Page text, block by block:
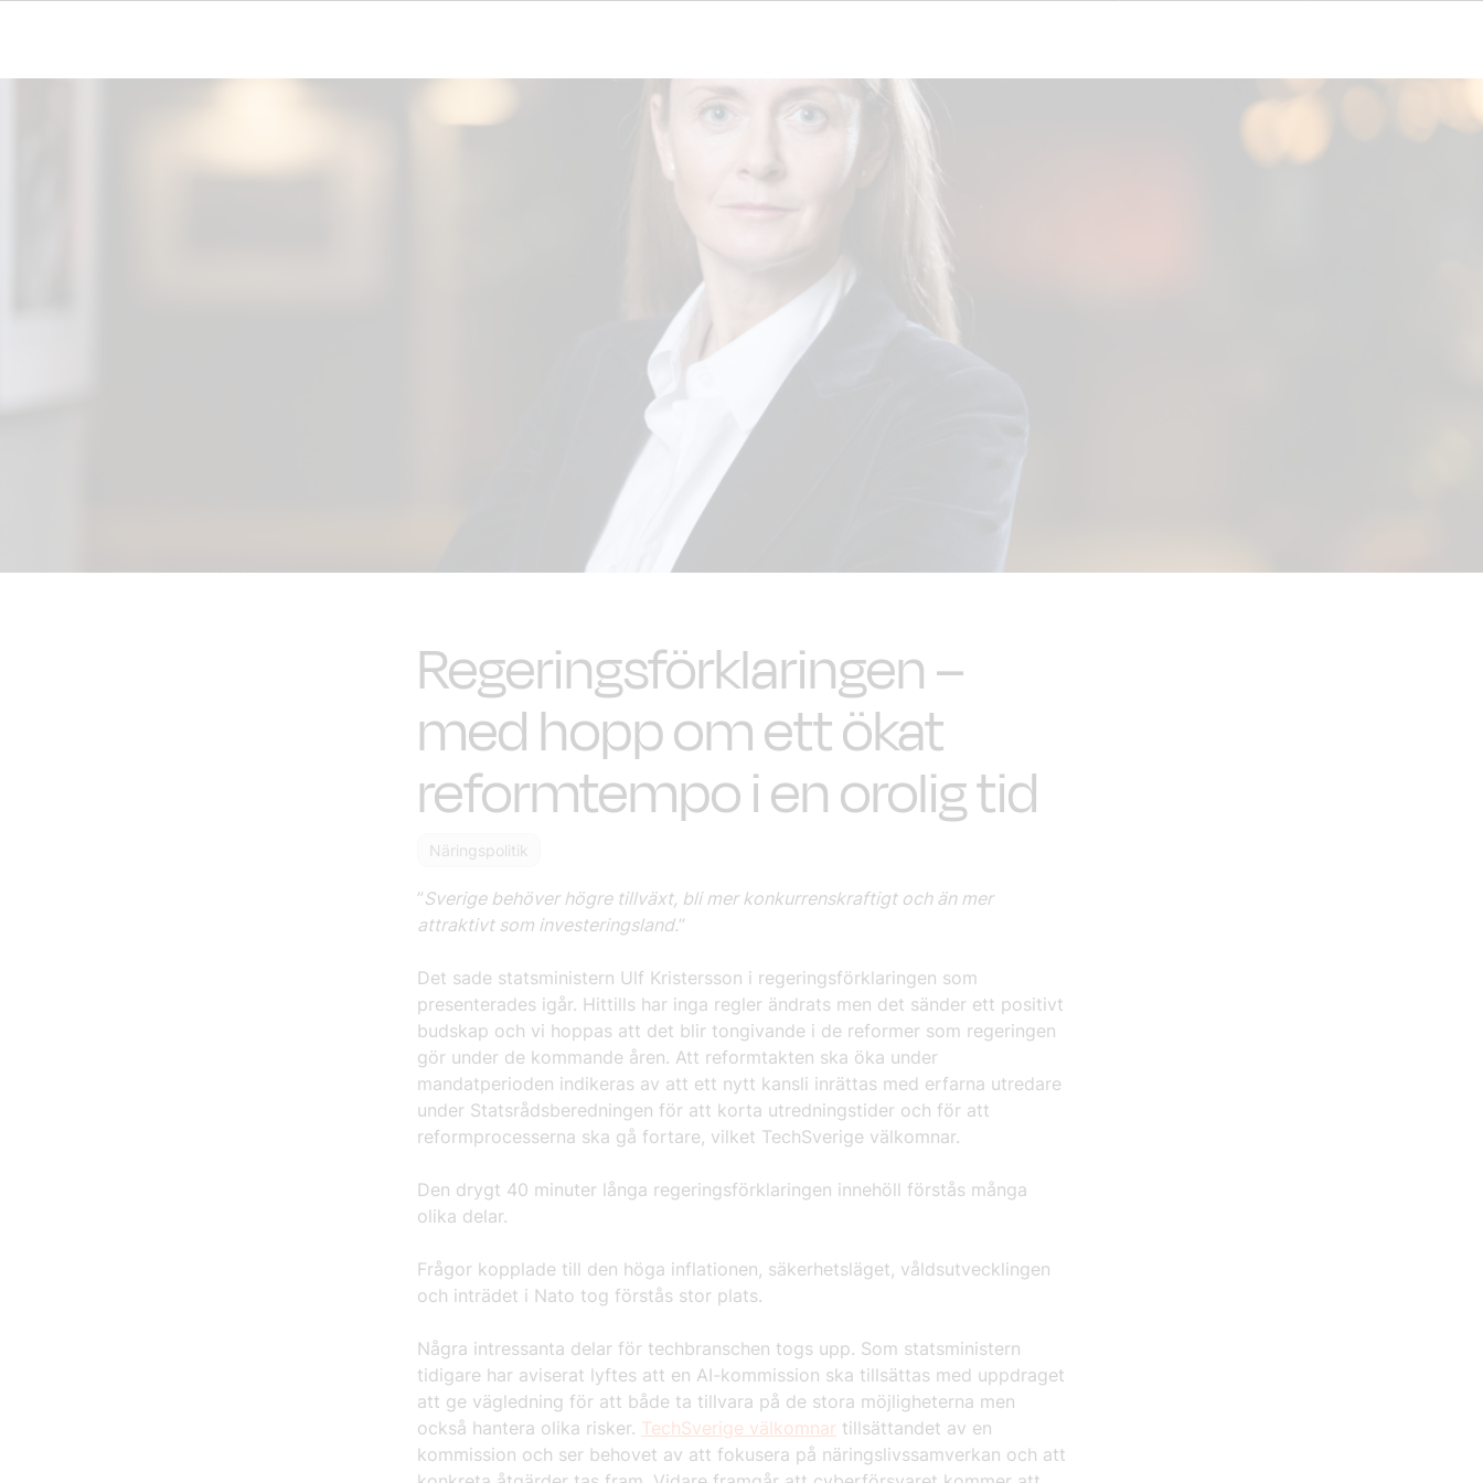
Regeringsförklaringen –
med hopp om ett ökat
reformtempo i en orolig tid
Näringspolitik
”Sverige behöver högre tillväxt, bli mer konkurrenskraftigt och än mer
attraktivt som investeringsland.”
Det sade statsministern Ulf Kristersson i regeringsförklaringen som
presenterades igår. Hittills har inga regler ändrats men det sänder ett positivt
budskap och vi hoppas att det blir tongivande i de reformer som regeringen
gör under de kommande åren. Att reformtakten ska öka under
mandatperioden indikeras av att ett nytt kansli inrättas med erfarna utredare
under Statsrådsberedningen för att korta utredningstider och för att
reformprocesserna ska gå fortare, vilket TechSverige välkomnar.
Den drygt 40 minuter långa regeringsförklaringen innehöll förstås många
olika delar.
Frågor kopplade till den höga inflationen, säkerhetsläget, våldsutvecklingen
och inträdet i Nato tog förstås stor plats.
Några intressanta delar för techbranschen togs upp. Som statsministern
tidigare har aviserat lyftes att en AI-kommission ska tillsättas med uppdraget
att ge vägledning för att både ta tillvara på de stora möjligheterna men
också hantera olika risker. TechSverige välkomnar tillsättandet av en
kommission och ser behovet av att fokusera på näringslivssamverkan och att